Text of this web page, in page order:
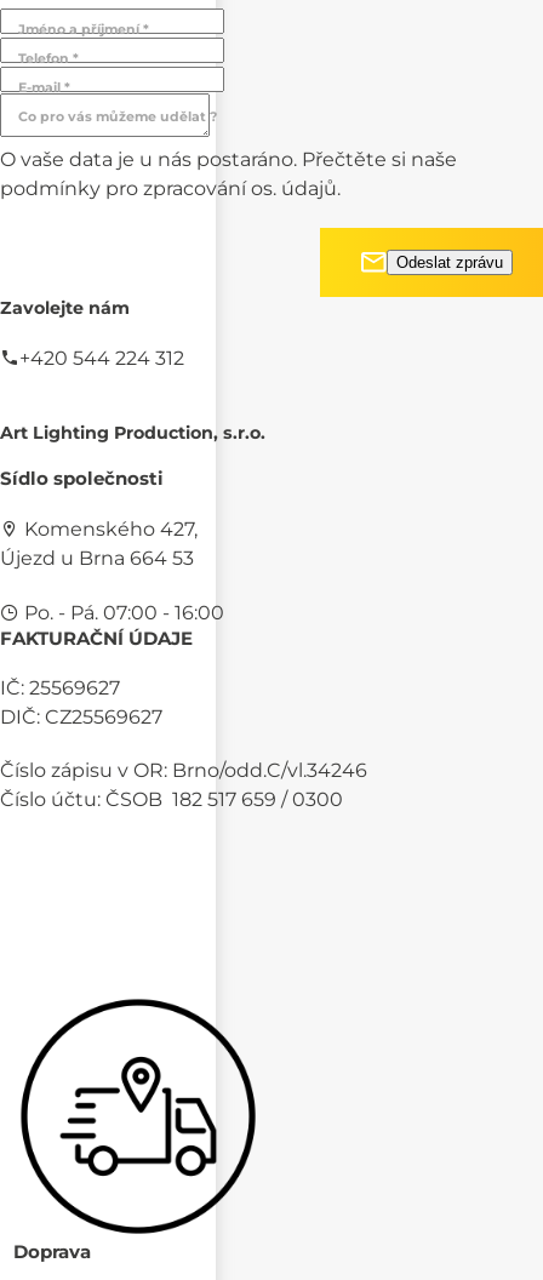
Jméno a příjmení *
Telefon *
E-mail *
Co pro vás můžeme udělat ?
O vaše data je u nás postaráno. Přečtěte si naše
podmínky pro zpracování os. údajů.
Zavolejte nám
+420 544 224 312
Art Lighting Production, s.r.o.
Sídlo společnosti
Komenského 427,
Újezd u Brna 664 53
Po. - Pá. 07:00 - 16:00
FAKTURAČNÍ ÚDAJE
IČ: 25569627
DIČ: CZ25569627
Číslo zápisu v OR: Brno/odd.C/vl.34246
Číslo účtu: ČSOB 182 517 659 / 0300
Doprava